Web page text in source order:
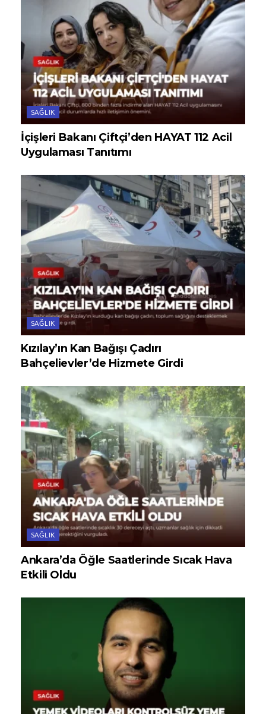
SAĞLIK
İçişleri Bakanı Çiftçi’den HAYAT 112 Acil
Uygulaması Tanıtımı
SAĞLIK
Kızılay’ın Kan Bağışı Çadırı
Bahçelievler’de Hizmete Girdi
SAĞLIK
Ankara’da Öğle Saatlerinde Sıcak Hava
Etkili Oldu